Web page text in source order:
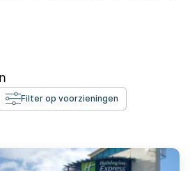
Filter op voorzieningen